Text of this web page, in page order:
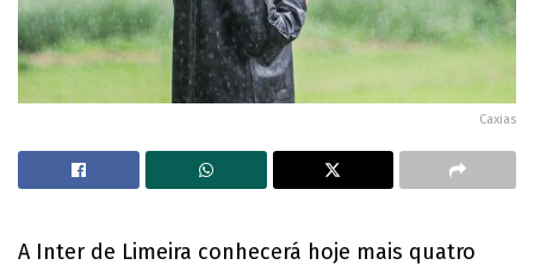
Caxias
A Inter de Limeira conhecerá hoje mais quatro